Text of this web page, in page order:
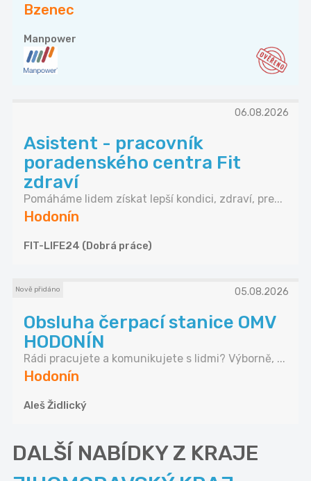
Bzenec
Manpower
06.08.2026
Asistent - pracovník
poradenského centra Fit
zdraví
Pomáháme lidem získat lepší kondici, zdraví, pre...
Hodonín
FIT-LIFE24 (Dobrá práce)
Nově přidáno 05.08.2026
Obsluha čerpací stanice OMV
HODONÍN
Rádi pracujete a komunikujete s lidmi? Výborně, ...
Hodonín
Aleš Židlický
DALŠÍ NABÍDKY Z KRAJE